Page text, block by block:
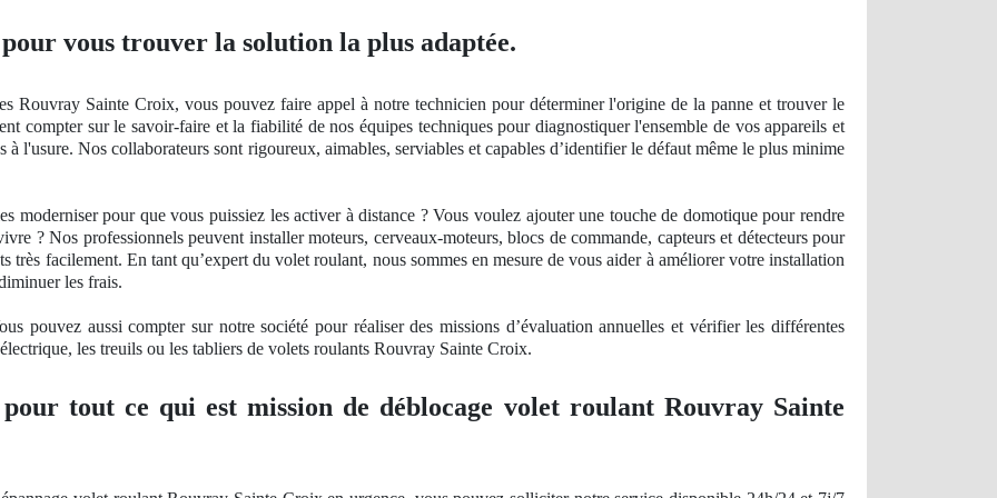
vous trouver la solution la plus adaptée.
Rouvray Sainte Croix, vous pouvez faire appel à notre technicien pour déterminer l'origine de la panne et trouver le
compter sur le savoir-faire et la fiabilitéde nos équipes techniques pour diagnostiquer l'ensemble de vos appareils et
l'usure. Nos collaborateurs sont rigoureux, aimables, serviables et capables d’identifier le défaut même le plus minime
moderniser pour que vous puissiez les activer à distance ? Vous voulez ajouter une touche de domotique pour rendre
? Nos professionnels peuvent installer moteurs, cerveaux-moteurs, blocs de commande, capteurs et détecteurs pour
facilement. En tant qu’expert du volet roulant, nous sommes en mesure de vous aider à améliorer votre installation
les frais.
pouvez aussi compter sur notre société pour réaliser des missions d’évaluation annuelles et vérifier les différentes
les treuils ou les tabliers de volets roulants Rouvray Sainte Croix.
tout ce qui est mission de déblocage volet roulant Rouvray Sainte